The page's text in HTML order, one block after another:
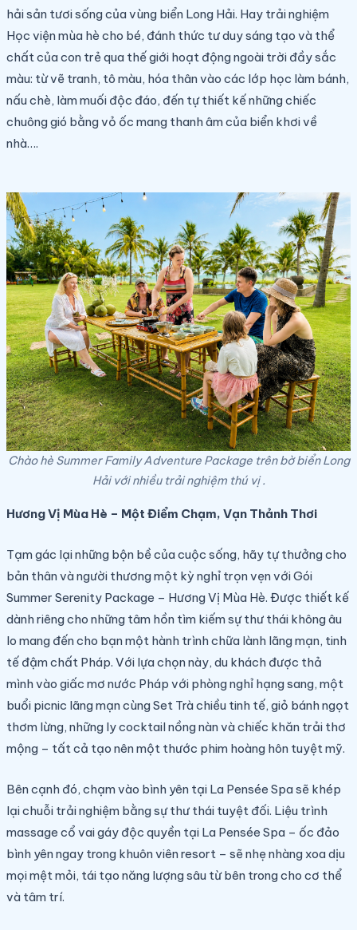
hải sản tươi sống của vùng biển Long Hải. Hay trải nghiệm
Học viện mùa hè cho bé, đánh thức tư duy sáng tạo và thể
chất của con trẻ qua thế giới hoạt động ngoài trời đầy sắc
màu: từ vẽ tranh, tô màu, hóa thân vào các lớp học làm bánh,
nấu chè, làm muối độc đáo, đến tự thiết kế những chiếc
chuông gió bằng vỏ ốc mang thanh âm của biển khơi về
nhà….
Chào hè Summer Family Adventure Package trên bờ biển Long
Hải với nhiều trải nghiệm thú vị .
Hương Vị Mùa Hè – Một Điểm Chạm, Vạn Thảnh Thơi
Tạm gác lại những bộn bề của cuộc sống, hãy tự thưởng cho
bản thân và người thương một kỳ nghỉ trọn vẹn với Gói
Summer Serenity Package – Hương Vị Mùa Hè. Được thiết kế
dành riêng cho những tâm hồn tìm kiếm sự thư thái không âu
lo mang đến cho bạn một hành trình chữa lành lãng mạn, tinh
tế đậm chất Pháp. Với lựa chọn này, du khách được thả
mình vào giấc mơ nước Pháp với phòng nghỉ hạng sang, một
buổi picnic lãng mạn cùng Set Trà chiều tinh tế, giỏ bánh ngọt
thơm lừng, những ly cocktail nồng nàn và chiếc khăn trải thơ
mộng – tất cả tạo nên một thước phim hoàng hôn tuyệt mỹ.
Bên cạnh đó, chạm vào bình yên tại La Pensée Spa sẽ khép
lại chuỗi trải nghiệm bằng sự thư thái tuyệt đối. Liệu trình
massage cổ vai gáy độc quyền tại La Pensée Spa – ốc đảo
bình yên ngay trong khuôn viên resort – sẽ nhẹ nhàng xoa dịu
mọi mệt mỏi, tái tạo năng lượng sâu từ bên trong cho cơ thể
và tâm trí.